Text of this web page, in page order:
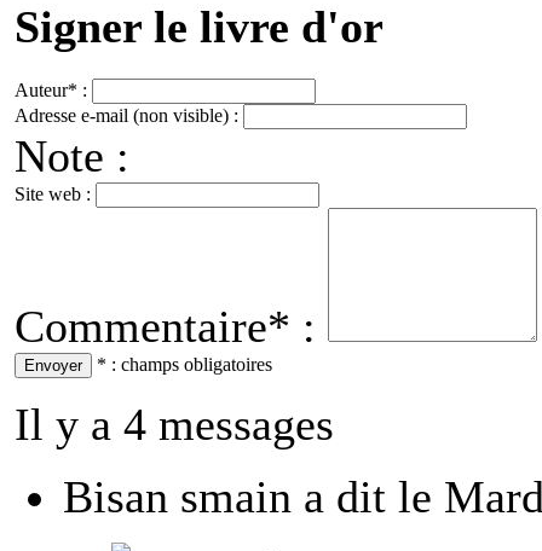
Signer le livre d'or
Auteur* :
Adresse e-mail (non visible) :
Note :
Site web :
Commentaire* :
* : champs obligatoires
Il y a 4 messages
Bisan smain a dit le